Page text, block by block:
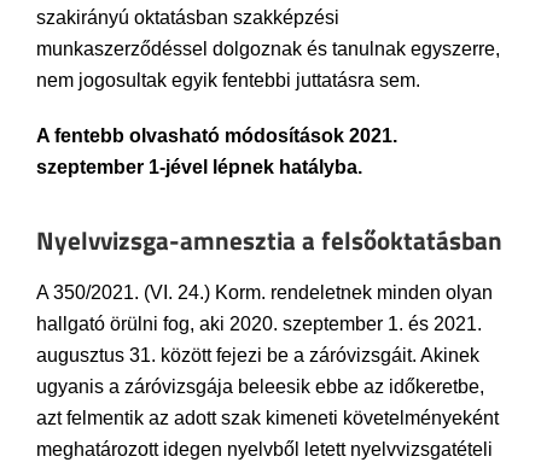
szakirányú oktatásban szakképzési
munkaszerződéssel dolgoznak és tanulnak egyszerre,
nem jogosultak egyik fentebbi juttatásra sem.
A fentebb olvasható módosítások 2021.
szeptember 1-jével lépnek hatályba.
Nyelvvizsga-amnesztia a felsőoktatásban
A 350/2021. (VI. 24.) Korm. rendeletnek minden olyan
hallgató örülni fog, aki 2020. szeptember 1. és 2021.
augusztus 31. között fejezi be a záróvizsgáit. Akinek
ugyanis a záróvizsgája beleesik ebbe az időkeretbe,
azt felmentik az adott szak kimeneti követelményeként
meghatározott idegen nyelvből letett nyelvvizsgatételi